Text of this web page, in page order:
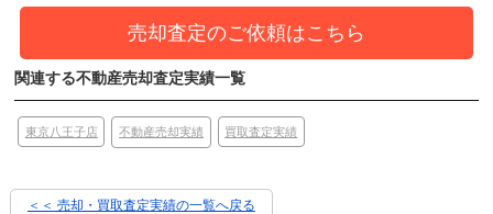
売却査定のご依頼はこちら
関連する不動産売却査定実績一覧
東京八王子店 不動産売却実績 買取査定実績
＜＜ 売却・買取査定実績の一覧へ戻る